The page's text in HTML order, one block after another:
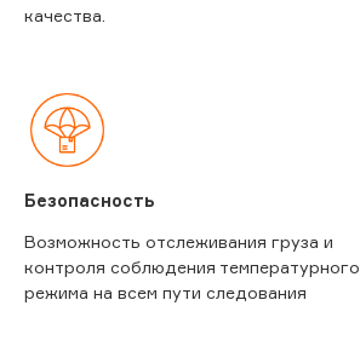
качества.
Безопасность
Возможность отслеживания груза и
контроля соблюдения температурного
режима на всем пути следования